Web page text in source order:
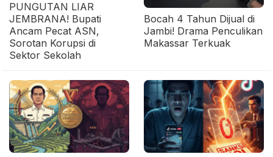
PUNGUTAN LIAR
JEMBRANA! Bupati
Ancam Pecat ASN,
Sorotan Korupsi di
Sektor Sekolah
Bocah 4 Tahun Dijual di
Jambi! Drama Penculikan
Makassar Terkuak